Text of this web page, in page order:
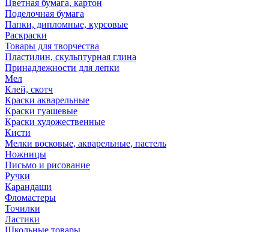
Цветная бумага, картон
Поделочная бумага
Папки, дипломные, курсовые
Раскраски
Товары для творчества
Пластилин, скульптурная глина
Принадлежности для лепки
Мел
Клей, скотч
Краски акварельные
Краски гуашевые
Краски художественные
Кисти
Мелки восковые, акварельные, пастель
Ножницы
Письмо и рисование
Ручки
Карандаши
Фломастеры
Точилки
Ластики
Школьные товары